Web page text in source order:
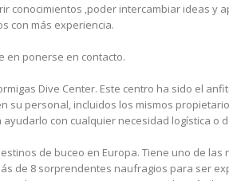
conocimientos ,poder intercambiar ideas y
con más experiencia.
en ponerse en contacto.
Dive Center. Este centro ha sido el
su personal, incluidos los mismos
con cualquier necesidad logística o
de buceo en Europa. Tiene uno de las
de 8 sorprendentes naufragios para ser